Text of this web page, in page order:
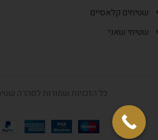
שטיחים קלאסיים
שטיחי שאגי
כל הזכויות שמורות לסהרה